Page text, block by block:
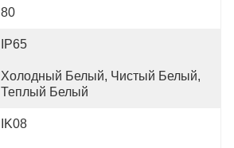
80
IP65
Холодный Белый, Чистый Белый,
Теплый Белый
IK08